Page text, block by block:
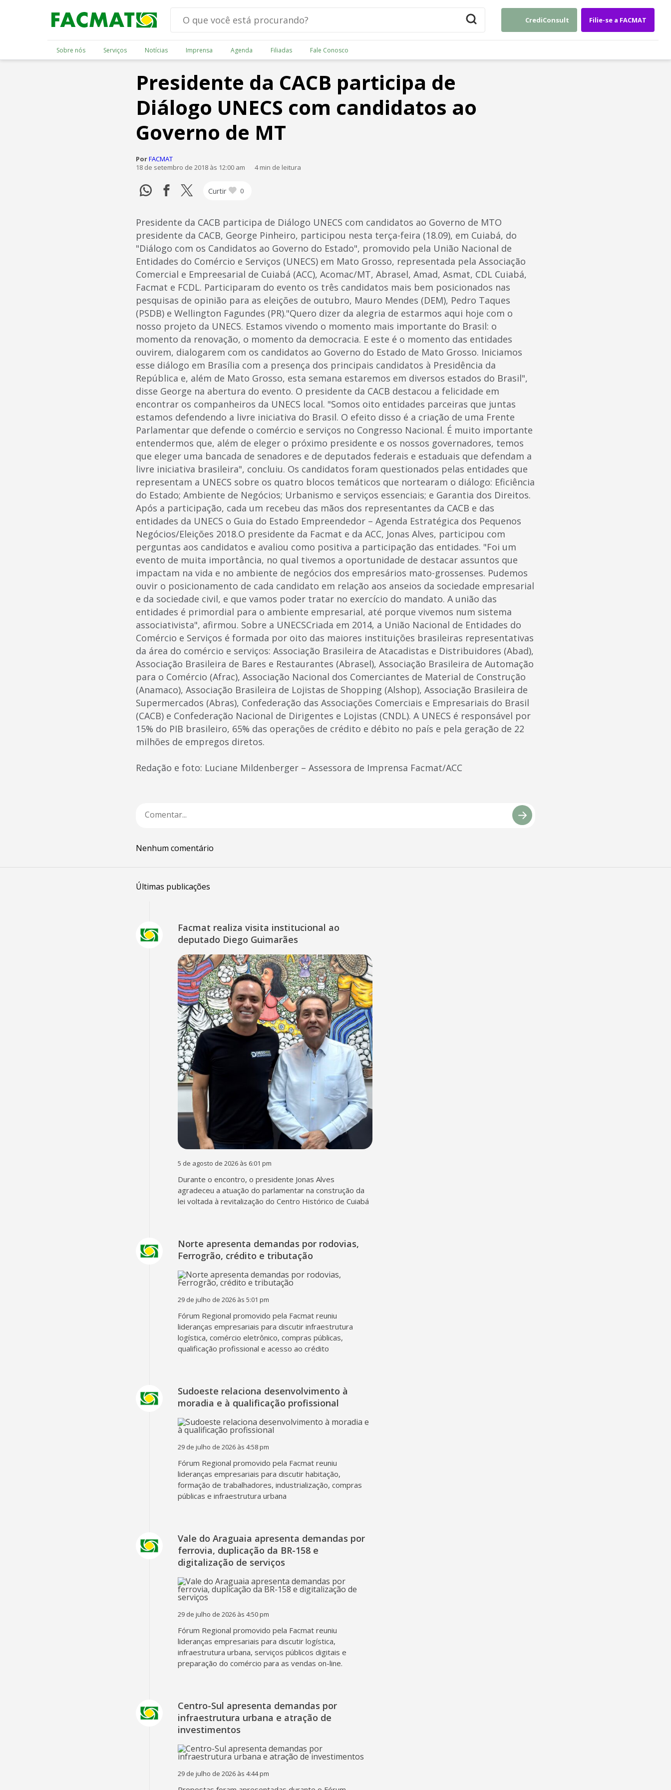
CrediConsult Filie-se a FACMAT
Sobre nós Serviços Notícias Imprensa Agenda Filiadas Fale Conosco
Presidente da CACB participa de
Diálogo UNECS com candidatos ao
Governo de MT
PorFACMAT
18 de setembro de 2018 às 12:00 am
4 min de leitura
Curtir 0
Presidente da CACB participa de Diálogo UNECS com candidatos ao Governo de MTO
presidente da CACB, George Pinheiro, participou nesta terça-feira (18.09), em Cuiabá, do
"Diálogo com os Candidatos ao Governo do Estado", promovido pela União Nacional de
Entidades do Comércio e Serviços (UNECS) em Mato Grosso, representada pela Associação
Comercial e Empreesarial de Cuiabá (ACC), Acomac/MT, Abrasel, Amad, Asmat, CDL Cuiabá,
Facmat e FCDL. Participaram do evento os três candidatos mais bem posicionados nas
pesquisas de opinião para as eleições de outubro, Mauro Mendes (DEM), Pedro Taques
(PSDB) e Wellington Fagundes (PR)."Quero dizer da alegria de estarmos aqui hoje com o
nosso projeto da UNECS. Estamos vivendo o momento mais importante do Brasil: o
momento da renovação, o momento da democracia. E este é o momento das entidades
ouvirem, dialogarem com os candidatos ao Governo do Estado de Mato Grosso. Iniciamos
esse diálogo em Brasília com a presença dos principais candidatos à Presidência da
República e, além de Mato Grosso, esta semana estaremos em diversos estados do Brasil",
disse George na abertura do evento. O presidente da CACB destacou a felicidade em
encontrar os companheiros da UNECS local. "Somos oito entidades parceiras que juntas
estamos defendendo a livre iniciativa do Brasil. O efeito disso é a criação de uma Frente
Parlamentar que defende o comércio e serviços no Congresso Nacional. É muito importante
entendermos que, além de eleger o próximo presidente e os nossos governadores, temos
que eleger uma bancada de senadores e de deputados federais e estaduais que defendam a
livre iniciativa brasileira", concluiu. Os candidatos foram questionados pelas entidades que
representam a UNECS sobre os quatro blocos temáticos que nortearam o diálogo: Eficiência
do Estado; Ambiente de Negócios; Urbanismo e serviços essenciais; e Garantia dos Direitos.
Após a participação, cada um recebeu das mãos dos representantes da CACB e das
entidades da UNECS o Guia do Estado Empreendedor – Agenda Estratégica dos Pequenos
Negócios/Eleições 2018.O presidente da Facmat e da ACC, Jonas Alves, participou com
perguntas aos candidatos e avaliou como positiva a participação das entidades. "Foi um
evento de muita importância, no qual tivemos a oportunidade de destacar assuntos que
impactam na vida e no ambiente de negócios dos empresários mato-grossenses. Pudemos
ouvir o posicionamento de cada candidato em relação aos anseios da sociedade empresarial
e da sociedade civil, e que vamos poder tratar no exercício do mandato. A união das
entidades é primordial para o ambiente empresarial, até porque vivemos num sistema
associativista", afirmou. Sobre a UNECSCriada em 2014, a União Nacional de Entidades do
Comércio e Serviços é formada por oito das maiores instituições brasileiras representativas
da área do comércio e serviços: Associação Brasileira de Atacadistas e Distribuidores (Abad),
Associação Brasileira de Bares e Restaurantes (Abrasel), Associação Brasileira de Automação
para o Comércio (Afrac), Associação Nacional dos Comerciantes de Material de Construção
(Anamaco), Associação Brasileira de Lojistas de Shopping (Alshop), Associação Brasileira de
Supermercados (Abras), Confederação das Associações Comerciais e Empresariais do Brasil
(CACB) e Confederação Nacional de Dirigentes e Lojistas (CNDL). A UNECS é responsável por
15% do PIB brasileiro, 65% das operações de crédito e débito no país e pela geração de 22
milhões de empregos diretos.
Redação e foto: Luciane Mildenberger – Assessora de Imprensa Facmat/ACC
Nenhum comentário
Últimas publicações
Facmat realiza visita institucional ao
deputado Diego Guimarães
5 de agosto de 2026 às 6:01 pm
Durante o encontro, o presidente Jonas Alves
agradeceu a atuação do parlamentar na construção da
lei voltada à revitalização do Centro Histórico de Cuiabá
Norte apresenta demandas por rodovias,
Ferrogrão, crédito e tributação
29 de julho de 2026 às 5:01 pm
Fórum Regional promovido pela Facmat reuniu
lideranças empresariais para discutir infraestrutura
logística, comércio eletrônico, compras públicas,
qualificação profissional e acesso ao crédito
Sudoeste relaciona desenvolvimento à
moradia e à qualificação profissional
29 de julho de 2026 às 4:58 pm
Fórum Regional promovido pela Facmat reuniu
lideranças empresariais para discutir habitação,
formação de trabalhadores, industrialização, compras
públicas e infraestrutura urbana
Vale do Araguaia apresenta demandas por
ferrovia, duplicação da BR-158 e
digitalização de serviços
29 de julho de 2026 às 4:50 pm
Fórum Regional promovido pela Facmat reuniu
lideranças empresariais para discutir logística,
infraestrutura urbana, serviços públicos digitais e
preparação do comércio para as vendas on-line.
Centro-Sul apresenta demandas por
infraestrutura urbana e atração de
investimentos
29 de julho de 2026 às 4:44 pm